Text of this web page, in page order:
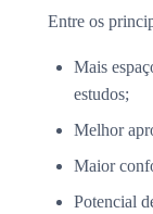
Entre os
Mais
estudos;
Melhor
Maior
Potencial